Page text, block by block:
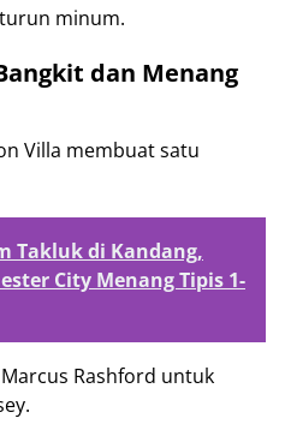
minum.
dan Menang
Villa membuat satu
Takluk di Kandang,
City Menang Tipis 1-
Rashford untuk